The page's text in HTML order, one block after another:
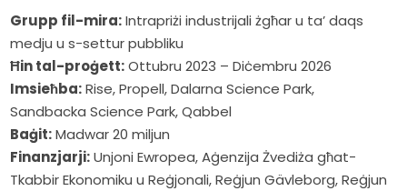
Grupp fil-mira:Intrapriżi industrijali żgħar u ta’ daqs
medju u s-settur pubbliku
Ħin tal-proġett:Ottubru 2023 – Diċembru 2026
Imsieħba:Rise, Propell, Dalarna Science Park,
Sandbacka Science Park, Qabbel
Baġit:Madwar 20 miljun
Finanzjarji:Unjoni Ewropea, Aġenzija Żvediża għat-
Tkabbir Ekonomiku u Reġjonali, Reġjun Gävleborg, Reġjun